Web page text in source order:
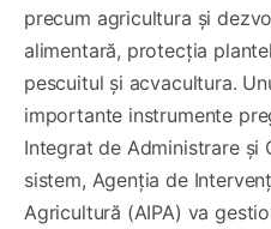
precum agricultura și
alimentară, protecția
pescuitul și acvacultura.
importante instrumente
Integrat de Administrare și
sistem, Agenţia de
Agricultură (AIPA) va